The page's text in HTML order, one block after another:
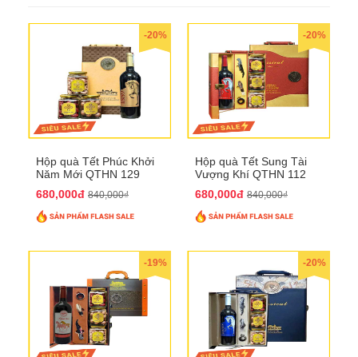
-20%
Hộp quà Tết Phúc Khởi
Năm Mới QTHN 129
680,000đ 840,000₫
-20%
Hộp quà Tết Sung Tài
Vượng Khí QTHN 112
680,000đ 840,000₫
-19% -20%